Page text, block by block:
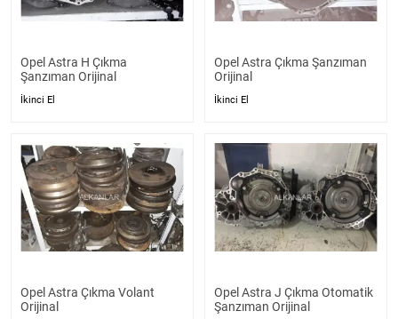
Opel Astra H Çıkma
Şanzıman Orijinal
İkinci El
Opel Astra Çıkma Şanzıman
Orijinal
İkinci El
Opel Astra Çıkma Volant
Orijinal
Opel Astra J Çıkma Otomatik
Şanzıman Orijinal